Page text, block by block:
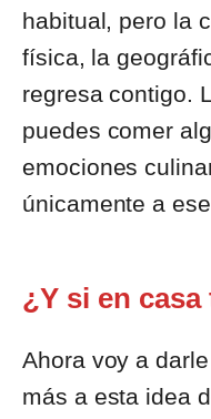
habitual, pero la
física, la
regresa contigo.
puedes comer
emociones
únicamente a
¿Y si en
Ahora voy a
más a esta idea